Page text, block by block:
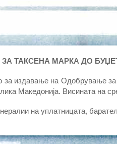
ТАКСЕНА МАРКА ДО
издавање на Одобрување за
Македонија. Висината на
на уплатницата,